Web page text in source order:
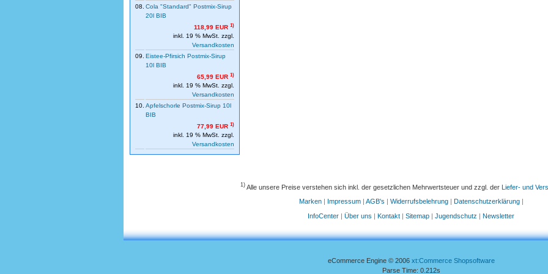
08. Cola "Standard" Postmix-Sirup
20l BIB
118,99 EUR 1)
inkl. 19 % MwSt. zzgl.
Versandkosten
09. Eistee-Pfirsich Postmix-Sirup
10l BIB
65,99 EUR 1)
inkl. 19 % MwSt. zzgl.
Versandkosten
10. Apfelschorle Postmix-Sirup 10l
BIB
77,99 EUR 1)
inkl. 19 % MwSt. zzgl.
Versandkosten
1) Alle unsere Preise verstehen sich inkl. der gesetzlichen Mehrwertsteuer und zzgl. der Liefer- und
Marken| Impressum| AGB's | Widerrufsbelehrung| Datenschutzerklärung|
InfoCenter | Über uns | Kontakt | Sitemap | Jugendschutz | Newsletter
eCommerce Engine © 2006 xt:Commerce Shopsoftware
Parse Time: 0.212s